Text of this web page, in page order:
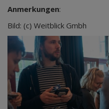
Anmerkungen:
Bild: (c) Weitblick Gmbh